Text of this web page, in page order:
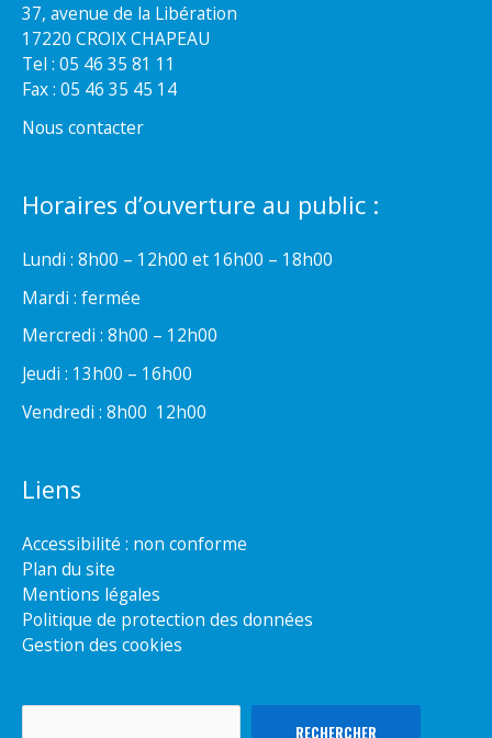
37, avenue de la Libération
17220 CROIX CHAPEAU
Tel : 05 46 35 81 11
Fax : 05 46 35 45 14
Nous contacter
Horaires d’ouverture au public :
Lundi : 8h00 – 12h00 et 16h00 – 18h00
Mardi : fermée
Mercredi : 8h00 – 12h00
Jeudi : 13h00 – 16h00
Vendredi : 8h00  12h00
Liens
Accessibilité : non conforme
Plan du site
Mentions légales
Politique de protection des données
Gestion des cookies
RECHERCHER